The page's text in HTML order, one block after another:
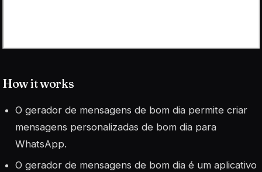
How it works
O gerador de mensagens de bom dia permite criar
mensagens personalizadas de bom dia para
WhatsApp.
O gerador de mensagens de bom dia é um aplicativo